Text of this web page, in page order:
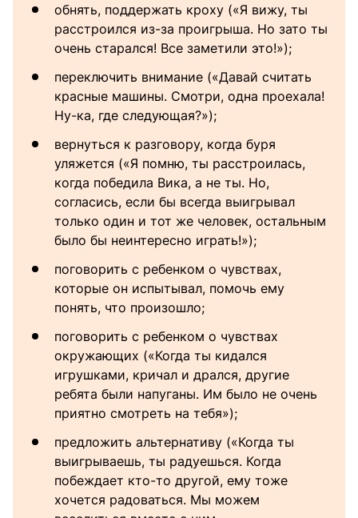
обнять, поддержать кроху («Я вижу, ты
расстроился из-за проигрыша. Но зато ты
очень старался! Все заметили это!»);
переключить внимание («Давай считать
красные машины. Смотри, одна проехала!
Ну-ка, где следующая?»);
вернуться к разговору, когда буря
уляжется («Я помню, ты расстроилась,
когда победила Вика, а не ты. Но,
согласись, если бы всегда выигрывал
только один и тот же человек, остальным
было бы неинтересно играть!»);
поговорить с ребенком о чувствах,
которые он испытывал, помочь ему
понять, что произошло;
поговорить с ребенком о чувствах
окружающих («Когда ты кидался
игрушками, кричал и дрался, другие
ребята были напуганы. Им было не очень
приятно смотреть на тебя»);
предложить альтернативу («Когда ты
выигрываешь, ты радуешься. Когда
побеждает кто-то другой, ему тоже
хочется радоваться. Мы можем